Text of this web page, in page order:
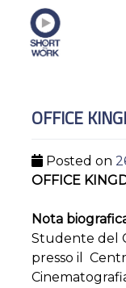
OFFICE
Posted on
OFFICE
Nota
Studente del
presso il